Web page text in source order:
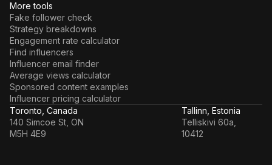
More tools
Fake follower check
Strategy breakdowns
Engagement rate calculator
Find influencers
Influencer email finder
Average views calculator
Sponsored content examples
Influencer pricing calculator
Toronto, Canada
140 Simcoe St, ON
M5H 4E9
Tallinn, Estonia
Telliskivi 60a,
10412